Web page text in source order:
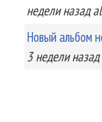
неделиназад
Новый альбом
3 неделиназад